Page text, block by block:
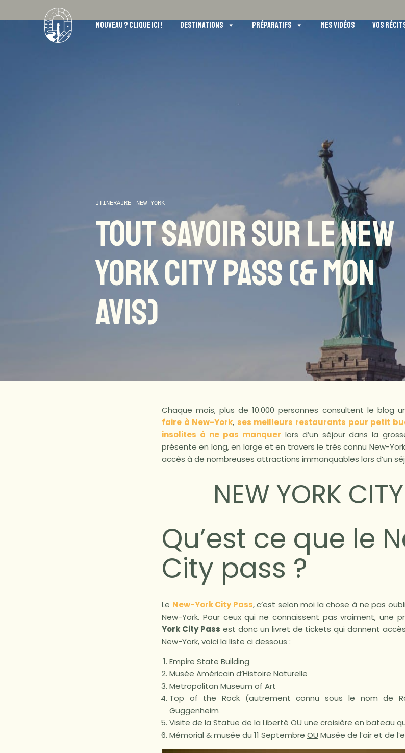
NOUVEAU ? CLIQUE ICI ! DESTINATIONS PRÉPARATIFS MES VIDÉOS VOS
ITINERAIRE NEW YORK
TOUT SAVOIR SUR LE NEW
YORK CITY PASS (& MON
AVIS)
Chaque mois, plus de 10.000 personnes consultent le blog
faire à New-York, ses meilleurs restaurants pour petit
insolites à ne pas manquer lors d’un séjour dans la
présente en long, en large et en travers le très connu New-
accès à de nombreuses attractions immanquables lors d’un
NEW YORK
Qu’est ce que le
City pass ?
Le New-York City Pass, c’est selon moi la chose à ne pas
New-York. Pour ceux qui ne connaissent pas vraiment, une
York City Pass est donc un livret de tickets qui donnent
New-York, voici la liste ci dessous :
Empire State Building
Musée Américain d’Histoire Naturelle
Metropolitan Museum of Art
Top of the Rock (autrement connu sous le nom de
Guggenheim
Visite de la Statue de la Liberté OU une croisière en bateau
Mémorial & musée du 11 Septembre OU Musée de l’air et de